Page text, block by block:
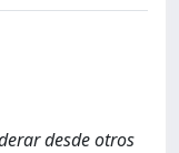
desde otros